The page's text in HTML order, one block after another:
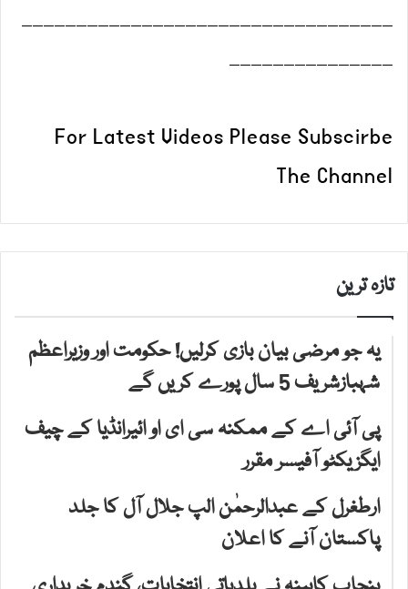
__________________________________
_______________
For Latest Videos Please Subscirbe
The Channel
تازہ ترین
یہ جو مرضی بیان بازی کرلیں! حکومت اور وزیراعظم
شہبازشریف 5 سال پورے کریں گے
پی آئی اے کے ممکنہ سی ای او ائیرانڈیا کے چیف
ایگزیکٹو آفیسر مقرر
ارطغرل کے عبدالرحمٰن الپ جلال آل کا جلد
پاکستان آنے کا اعلان